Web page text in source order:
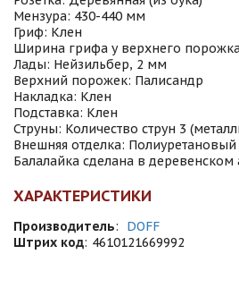
Мензура: 430-440 мм
Гриф: Клен
Ширина грифа у верхнего
Лады: Нейзильбер, 2 мм
Верхний порожек: Палисандр
Накладка: Клен
Подставка: Клен
Струны: Количество струн 3
Внешняя отделка:
Балалайка сделана в деревенском
ХАРАКТЕРИСТИКИ
Производитель:
DOFF
Штрих код: 4610121669992